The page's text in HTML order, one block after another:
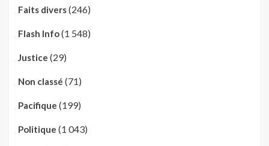
Faits divers(246)
Flash Info(1 548)
Justice (29)
Non classé (71)
Pacifique (199)
Politique (1 043)